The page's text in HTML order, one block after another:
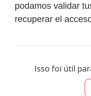
podamos validar
recuperar el
Isso foi útil